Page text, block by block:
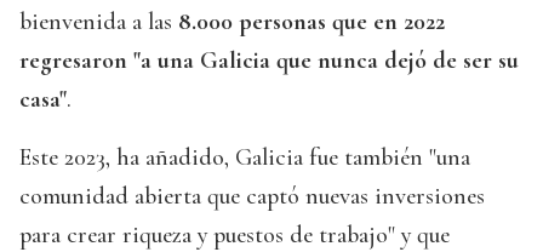
bienvenida a las 8.000 personas que en 2022
regresaron "a una Galicia que nunca dejó de ser su
casa".
Este 2023, ha añadido, Galicia fue también "una
comunidad abierta que captó nuevas inversiones
para crear riqueza y puestos de trabajo" y que